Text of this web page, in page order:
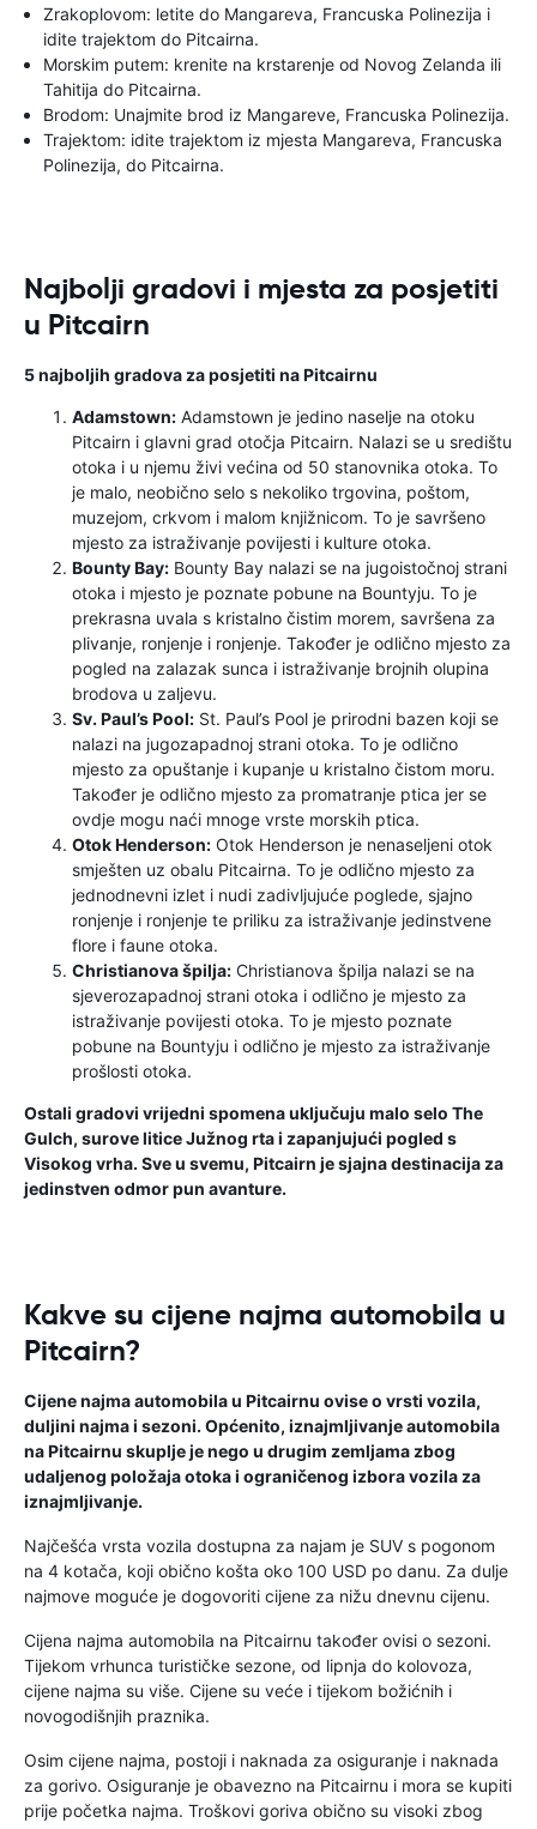
Zrakoplovom: letite do Mangareva, Francuska Polinezija i
idite trajektom do Pitcairna.
Morskim putem: krenite na krstarenje od Novog Zelanda ili
Tahitija do Pitcairna.
Brodom: Unajmite brod iz Mangareve, Francuska Polinezija.
Trajektom: idite trajektom iz mjesta Mangareva, Francuska
Polinezija, do Pitcairna.
Najbolji gradovi i mjesta za posjetiti
u Pitcairn
5 najboljih gradova za posjetiti na Pitcairnu
Adamstown: Adamstown je jedino naselje na otoku
Pitcairn i glavni grad otočja Pitcairn. Nalazi se u središtu
otoka i u njemu živi većina od 50 stanovnika otoka. To
je malo, neobično selo s nekoliko trgovina, poštom,
muzejom, crkvom i malom knjižnicom. To je savršeno
mjesto za istraživanje povijesti i kulture otoka.
Bounty Bay: Bounty Bay nalazi se na jugoistočnoj strani
otoka i mjesto je poznate pobune na Bountyju. To je
prekrasna uvala s kristalno čistim morem, savršena za
plivanje, ronjenje i ronjenje. Također je odlično mjesto za
pogled na zalazak sunca i istraživanje brojnih olupina
brodova u zaljevu.
Sv. Paul’s Pool: St. Paul’s Pool je prirodni bazen koji se
nalazi na jugozapadnoj strani otoka. To je odlično
mjesto za opuštanje i kupanje u kristalno čistom moru.
Također je odlično mjesto za promatranje ptica jer se
ovdje mogu naći mnoge vrste morskih ptica.
Otok Henderson: Otok Henderson je nenaseljeni otok
smješten uz obalu Pitcairna. To je odlično mjesto za
jednodnevni izlet i nudi zadivljujuće poglede, sjajno
ronjenje i ronjenje te priliku za istraživanje jedinstvene
flore i faune otoka.
Christianova špilja: Christianova špilja nalazi se na
sjeverozapadnoj strani otoka i odlično je mjesto za
istraživanje povijesti otoka. To je mjesto poznate
pobune na Bountyju i odlično je mjesto za istraživanje
prošlosti otoka.
Ostali gradovi vrijedni spomena uključuju malo selo The
Gulch, surove litice Južnog rta i zapanjujući pogled s
Visokog vrha. Sve u svemu, Pitcairn je sjajna destinacija za
jedinstven odmor pun avanture.
Kakve su cijene najma automobila u
Pitcairn?
Cijene najma automobila u Pitcairnu ovise o vrsti vozila,
duljini najma i sezoni. Općenito, iznajmljivanje automobila
na Pitcairnu skuplje je nego u drugim zemljama zbog
udaljenog položaja otoka i ograničenog izbora vozila za
iznajmljivanje.
Najčešća vrsta vozila dostupna za najam je SUV s pogonom
na 4 kotača, koji obično košta oko 100 USD po danu. Za dulje
najmove moguće je dogovoriti cijene za nižu dnevnu cijenu.
Cijena najma automobila na Pitcairnu također ovisi o sezoni.
Tijekom vrhunca turističke sezone, od lipnja do kolovoza,
cijene najma su više. Cijene su veće i tijekom božićnih i
novogodišnjih praznika.
Osim cijene najma, postoji i naknada za osiguranje i naknada
za gorivo. Osiguranje je obavezno na Pitcairnu i mora se kupiti
prije početka najma. Troškovi goriva obično su visoki zbog